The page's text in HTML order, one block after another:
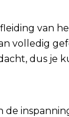
van
volledig
dus je
de